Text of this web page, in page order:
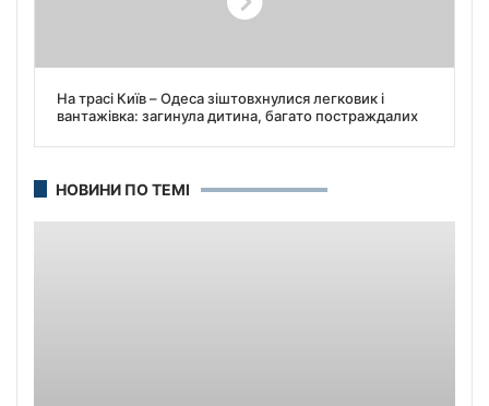
На трасі Київ – Одеса зіштовхнулися легковик і
вантажівка: загинула дитина, багато постраждалих
НОВИНИ ПО ТЕМІ